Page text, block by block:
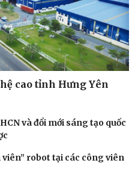
cao tỉnh Hưng Yên
và đổi mới sáng tạo quốc
robot tại các công viên